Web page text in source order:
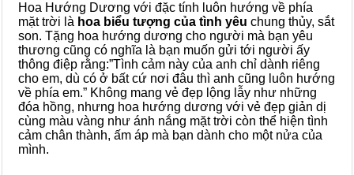
Hoa Hướng Dương với đặc tính luôn hướng về phía
mặt trời là hoa biểu tượng của tình yêu chung thủy, sắt
son. Tặng hoa hướng dương cho người mà bạn yêu
thương cũng có nghĩa là bạn muốn gửi tới người ấy
thông điệp rằng:”Tình cảm này của anh chỉ dành riêng
cho em, dù có ở bất cứ nơi đâu thì anh cũng luôn hướng
về phía em.” Không mang vẻ đẹp lộng lẫy như những
đóa hồng, nhưng hoa hướng dương với vẻ đẹp giản dị
cùng màu vàng như ánh nắng mặt trời còn thể hiện tình
cảm chân thành, ấm áp mà bạn dành cho một nửa của
mình.